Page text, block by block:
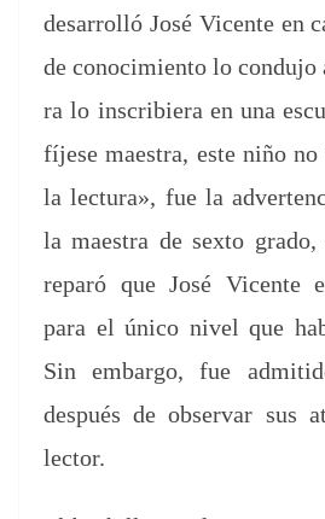
desar­rol­ló José Vicente en
de conocimien­to lo con­du­jo
ra lo inscri­biera en una
fíjese maes­tra, este niño
la lec­tura», fue la
la maes­tra de sex­to
reparó que José Vicente
para el úni­co niv­el que
Sin embar­go, fue
después de obser­var sus
lector.